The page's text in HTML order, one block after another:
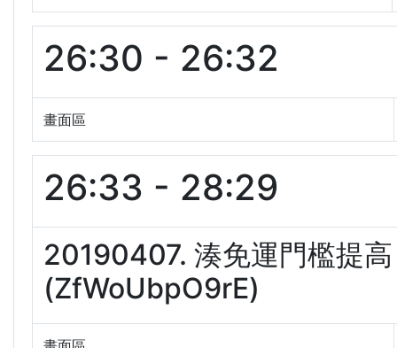
26:30 - 26:32
畫面區
26:33 - 28:29
20190407. 湊免運門檻提
(ZfWoUbpO9rE)